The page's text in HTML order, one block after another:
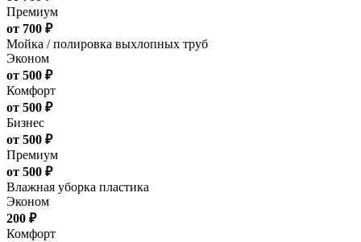
Премиум
от 700 ₽
Мойка / полировка выхлопных труб
Эконом
от 500 ₽
Комфорт
от 500 ₽
Бизнес
от 500 ₽
Премиум
от 500 ₽
Влажная уборка пластика
Эконом
200 ₽
Комфорт